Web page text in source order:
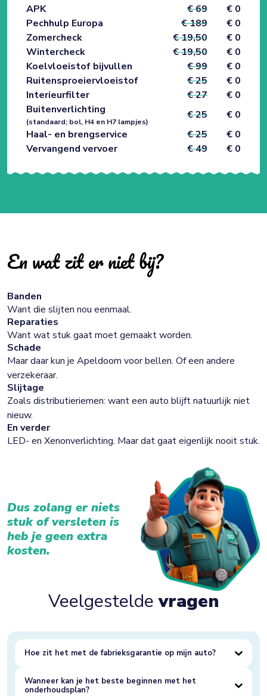
APK
€ 69
€ 0
Pechhulp Europa
€ 189
€ 0
Zomercheck
€ 19,50
€ 0
Wintercheck
€ 19,50
€ 0
Koelvloeistof bijvullen
€ 99
€ 0
Ruitensproeiervloeistof
€ 25
€ 0
Interieurfilter
€ 27
€ 0
Buitenverlichting
(standaard; bol, H4 en H7 lampjes)
€ 25
€ 0
Haal- en brengservice
€ 25
€ 0
Vervangend vervoer
€ 49 € 0
En wat zit er niet bij?
Banden
Want die slijten nou eenmaal.
Reparaties
Want wat stuk gaat moet gemaakt worden.
Schade
Maar daar kun je Apeldoorn voor bellen. Of een andere
verzekeraar.
Slijtage
Zoals distributieriemen: want een auto blijft natuurlijk niet
nieuw.
En verder
LED- en Xenonverlichting. Maar dat gaat eigenlijk nooit stuk.
Dus zolang er niets
stuk of versleten is
heb je geen extra
kosten.
Veelgesteldevragen
Hoe zit het met de fabrieksgarantie op mijn auto?
Wanneer kan je het beste beginnen met het
onderhoudsplan?